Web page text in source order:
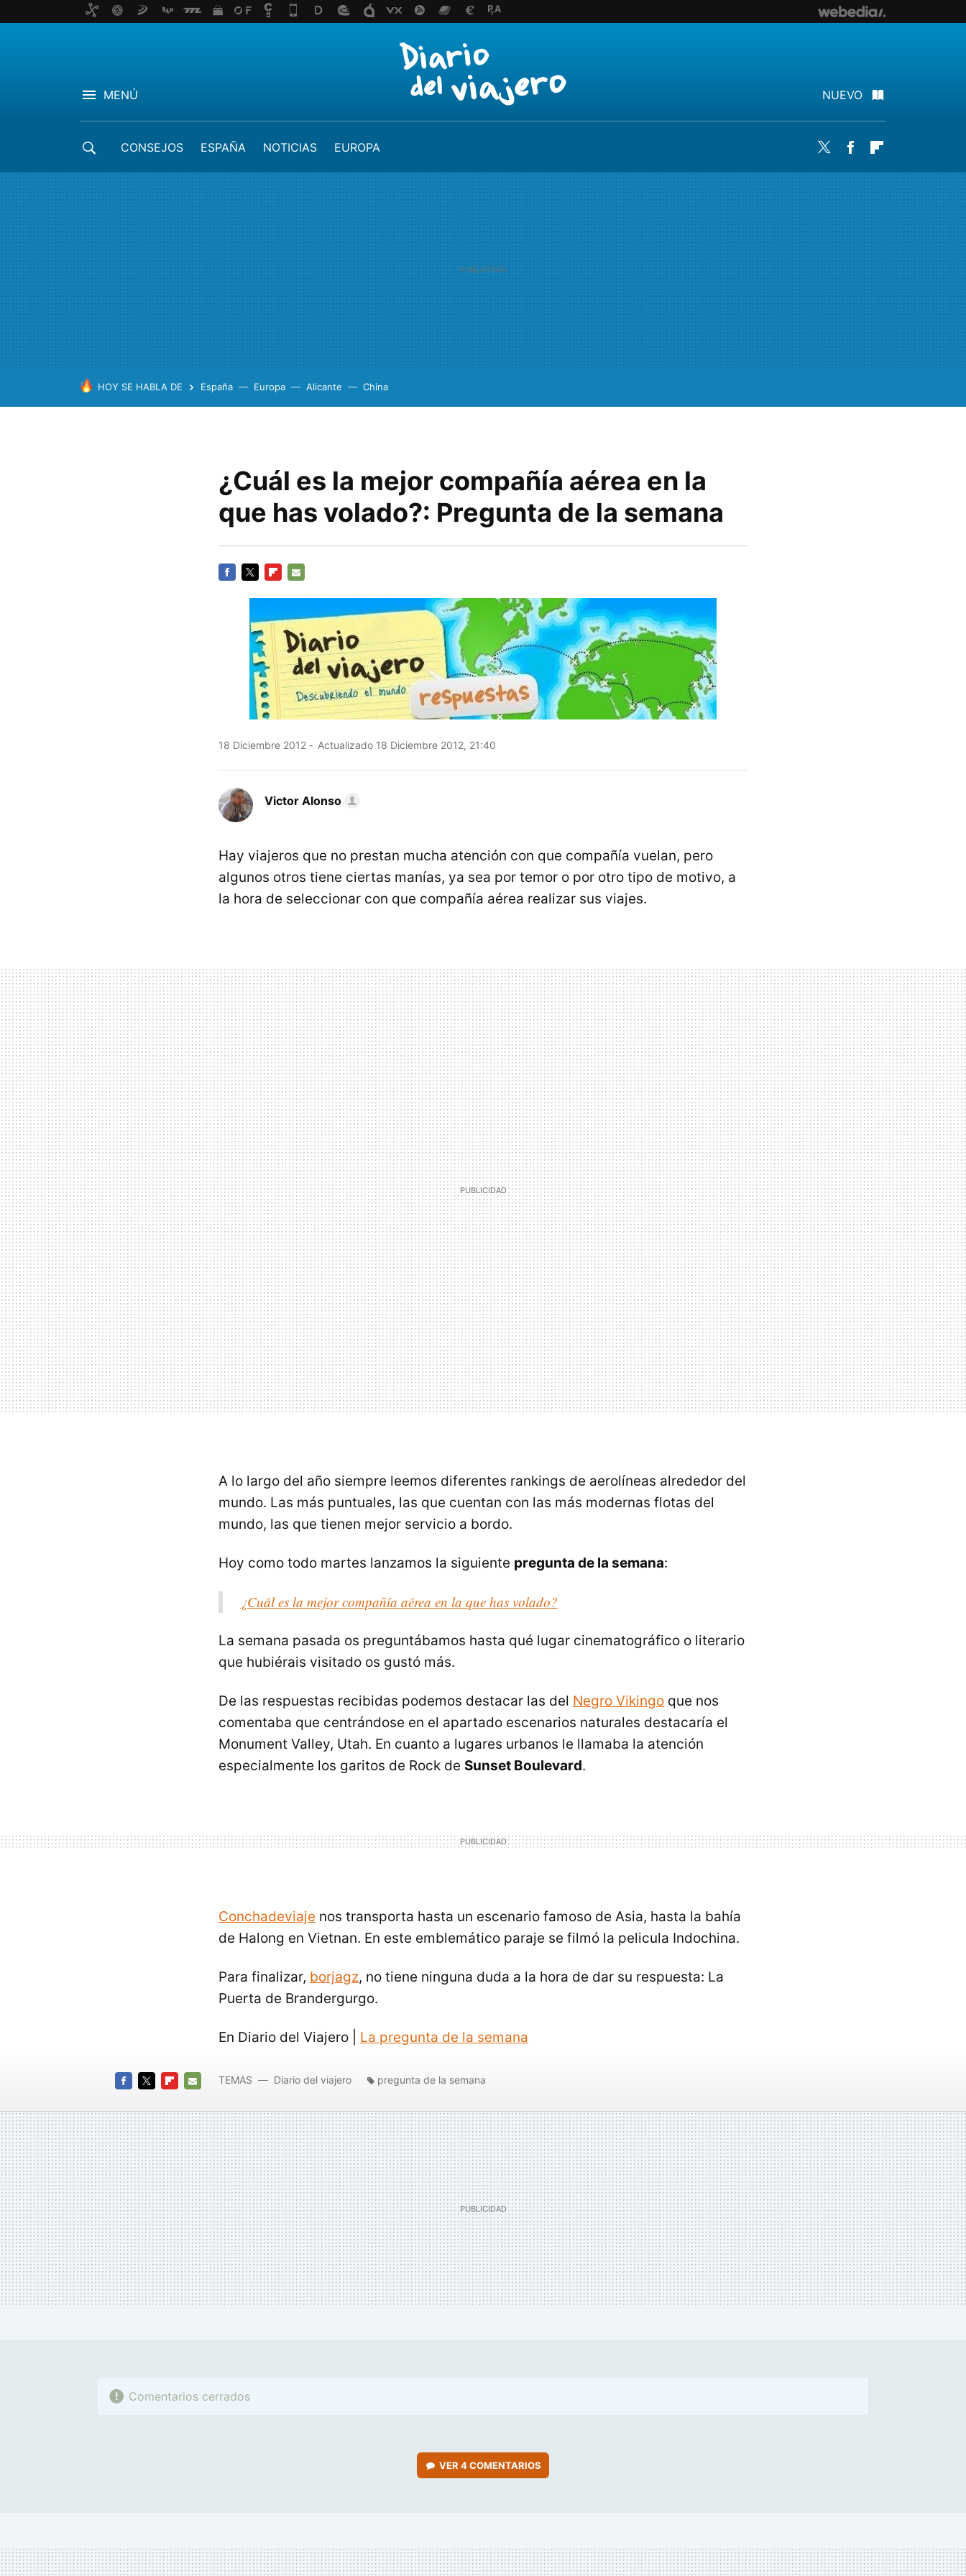
MENÚ NUEVO
CONSEJOS ESPAÑA NOTICIAS EUROPA Twitter Facebook
HOY SE HABLA DE España Europa Alicante China
¿Cuál es la mejor compañía aérea en la
que has volado?: Pregunta de la semana
18 Diciembre 2012 Actualizado 18 Diciembre 2012, 21:40
Victor Alonso
Hay viajeros que no prestan mucha atención con que compañía vuelan, pero
algunos otros tiene ciertas manías, ya sea por temor o por otro tipo de motivo, a
la hora de seleccionar con que compañía aérea realizar sus viajes.
A lo largo del año siempre leemos diferentes rankings de aerolíneas alrededor del
mundo. Las más puntuales, las que cuentan con las más modernas flotas del
mundo, las que tienen mejor servicio a bordo.
Hoy como todo martes lanzamos la siguiente pregunta de la semana:
¿Cuál es la mejor compañía aérea en la que has volado?
La semana pasada os preguntábamos hasta qué lugar cinematográfico o literario
que hubiérais visitado os gustó más.
De las respuestas recibidas podemos destacar las del Negro Vikingo que nos
comentaba que centrándose en el apartado escenarios naturales destacaría el
Monument Valley, Utah. En cuanto a lugares urbanos le llamaba la atención
especialmente los garitos de Rock de Sunset Boulevard.
Conchadeviaje nos transporta hasta un escenario famoso de Asia, hasta la bahía
de Halong en Vietnan. En este emblemático paraje se filmó la pelicula Indochina.
Para finalizar, borjagz, no tiene ninguna duda a la hora de dar su respuesta: La
Puerta de Brandergurgo.
En Diario del Viajero | La pregunta de la semana
MAIL
TEMAS Diario del viajero pregunta de la semana
Comentarios cerrados
VER 4 COMENTARIOS